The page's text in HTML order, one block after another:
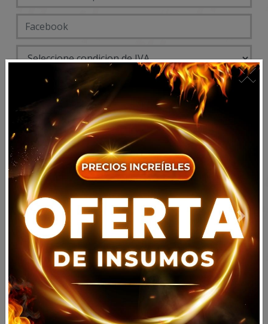
×
Previous Next
DATOS ENTREGA
Acepto todos los términos y condiciones
Volver